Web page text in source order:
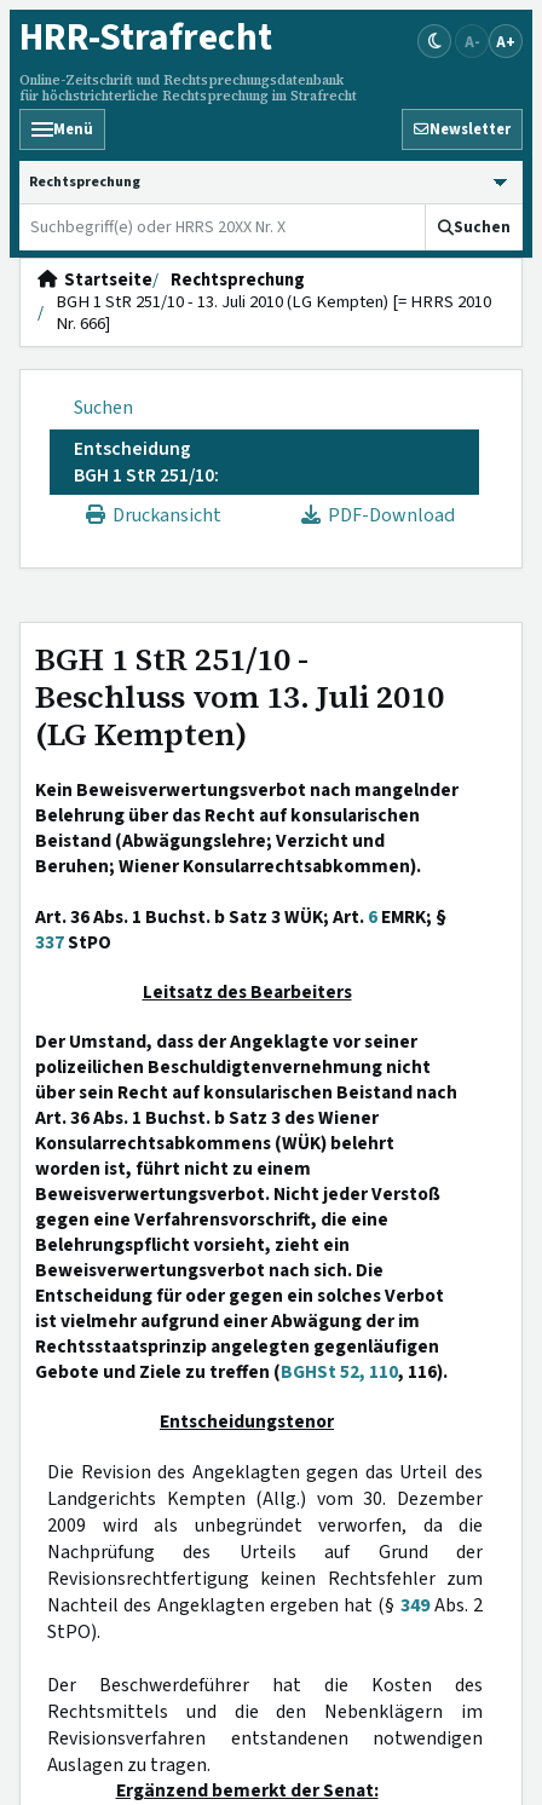
HRR-Strafrecht
Online-Zeitschrift und Rechtsprechungsdatenbank
für höchstrichterliche Rechtsprechung im Strafrecht
A- A+
Menü Newsletter
HRRS durchsuchen
Suchen
Startseite
Rechtsprechung
BGH 1 StR 251/10 - 13. Juli 2010 (LG Kempten) [= HRRS 2010
Nr. 666]
Suchen
Entscheidung
BGH 1 StR 251/10:
Druckansicht
PDF-Download
BGH 1 StR 251/10 -
Beschluss vom 13. Juli 2010
(LG Kempten)
Kein Beweisverwertungsverbot nach mangelnder
Belehrung über das Recht auf konsularischen
Beistand (Abwägungslehre; Verzicht und
Beruhen; Wiener Konsularrechtsabkommen).
Art. 36 Abs. 1 Buchst. b Satz 3 WÜK; Art.6EMRK; §
337StPO
Leitsatz des Bearbeiters
Der Umstand, dass der Angeklagte vor seiner
polizeilichen Beschuldigtenvernehmung nicht
über sein Recht auf konsularischen Beistand nach
Art. 36 Abs. 1 Buchst. b Satz 3 des Wiener
Konsularrechtsabkommens (WÜK) belehrt
worden ist, führt nicht zu einem
Beweisverwertungsverbot. Nicht jeder Verstoß
gegen eine Verfahrensvorschrift, die eine
Belehrungspflicht vorsieht, zieht ein
Beweisverwertungsverbot nach sich. Die
Entscheidung für oder gegen ein solches Verbot
ist vielmehr aufgrund einer Abwägung der im
Rechtsstaatsprinzip angelegten gegenläufigen
Gebote und Ziele zu treffen (BGHSt 52, 110, 116).
Entscheidungstenor
Die Revision des Angeklagten gegen das Urteil des
Landgerichts Kempten (Allg.) vom 30. Dezember
2009 wird als unbegründet verworfen, da die
Nachprüfung des Urteils auf Grund der
Revisionsrechtfertigung keinen Rechtsfehler zum
Nachteil des Angeklagten ergeben hat (§ 349Abs. 2
StPO).
Der Beschwerdeführer hat die Kosten des
Rechtsmittels und die den Nebenklägern im
Revisionsverfahren entstandenen notwendigen
Auslagen zu tragen.
Ergänzend bemerkt der Senat: